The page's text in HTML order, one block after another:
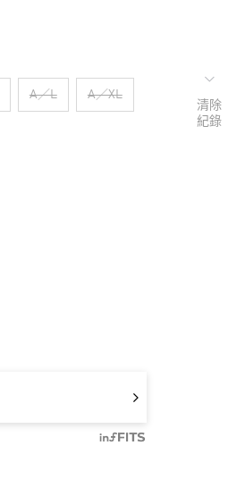
A／L A／XL
清除
紀錄